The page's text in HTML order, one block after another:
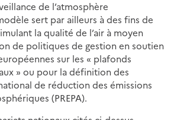
de l’atmosphère
sert par ailleurs à des fins de
la qualité de l’air à moyen
de politiques de gestion en soutien
sur les « plafonds
» ou pour la définition des
de réduction des émissions
(PREPA).